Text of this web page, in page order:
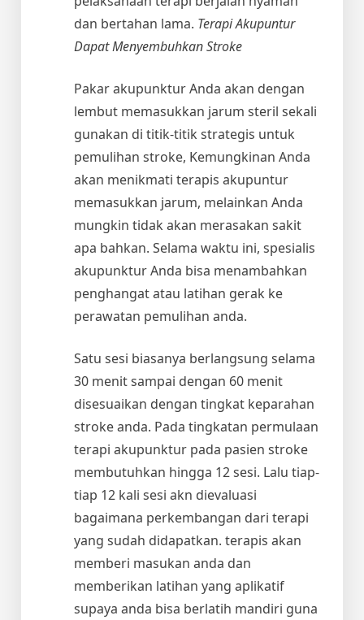
dan bertahan lama. Terapi Akupuntur
Dapat Menyembuhkan Stroke
Pakar akupunktur Anda akan dengan
lembut memasukkan jarum steril sekali
gunakan di titik-titik strategis untuk
pemulihan stroke, Kemungkinan Anda
akan menikmati terapis akupuntur
memasukkan jarum, melainkan Anda
mungkin tidak akan merasakan sakit
apa bahkan. Selama waktu ini, spesialis
akupunktur Anda bisa menambahkan
penghangat atau latihan gerak ke
perawatan pemulihan anda.
Satu sesi biasanya berlangsung selama
30 menit sampai dengan 60 menit
disesuaikan dengan tingkat keparahan
stroke anda. Pada tingkatan permulaan
terapi akupunktur pada pasien stroke
membutuhkan hingga 12 sesi. Lalu tiap-
tiap 12 kali sesi akn dievaluasi
bagaimana perkembangan dari terapi
yang sudah didapatkan. terapis akan
memberi masukan anda dan
memberikan latihan yang aplikatif
supaya anda bisa berlatih mandiri guna